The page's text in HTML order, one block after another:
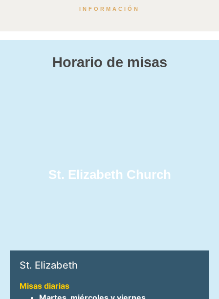
INFORMACIÓN
Horario de misas
St. Elizabeth Church
St. Elizabeth
Misas diarias